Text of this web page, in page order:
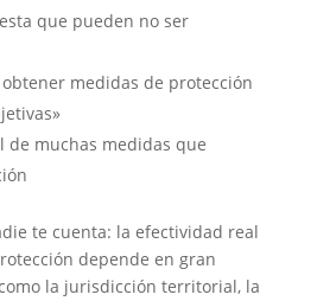
que pueden no ser
medidas de protección
de muchas medidas que
te cuenta: la efectividad real
depende en gran
la jurisdicción territorial, la